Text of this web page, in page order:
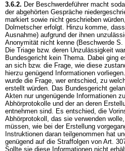
3.6.2. Der Beschwerdeführer macht
der abgehörten Gespräche
markiert sowie nicht geschrieben
Dolmetscher erfolgt. Hinzu komme,
Ausnahme) aufgrund der ihnen
Anonymität nicht kenne (Beschwerde
Die Triage bzw. deren Unzulässigkeit
Bundesgericht kein Thema. Dabei ging
an sich bzw. die Frage, wie diese
hierzu genügend Informationen
wurde die Frage, wer entschied, zu
erstellt würden. Das Bundesgericht
Akten nur ungenügende Informationen
Abhörprotokolle und der an deren
entnehmen sind. Es entschied, die
Abhörprotokoll, das sie verwenden
müssen, wie bei der Erstellung
Instruktionen daran teilgenommen hat
genügend auf die Straffolgen von Art.
Sollte sie diese Informationen nicht